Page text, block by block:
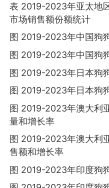
表 2019-2023年亚太地
市场销售额份额统计
图 2019-2023年中国狗
图 2019-2023年中国狗
图 2019-2023年日本狗
图 2019-2023年日本狗
图 2019-2023年澳大利
量和增长率
图 2019-2023年澳大利
售额和增长率
图 2019-2023年印度狗